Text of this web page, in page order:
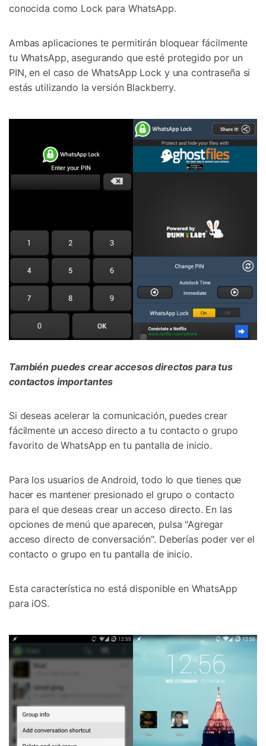
conocida como Lock para WhatsApp.
Ambas aplicaciones te permitirán bloquear fácilmente
tu WhatsApp, asegurando que esté protegido por un
PIN, en el caso de WhatsApp Lock y una contraseña si
estás utilizando la versión Blackberry.
También puedes crear accesos directos para tus
contactos importantes
Si deseas acelerar la comunicación, puedes crear
fácilmente un acceso directo a tu contacto o grupo
favorito de WhatsApp en tu pantalla de inicio.
Para los usuarios de Android, todo lo que tienes que
hacer es mantener presionado el grupo o contacto
para el que deseas crear un acceso directo. En las
opciones de menú que aparecen, pulsa "Agregar
acceso directo de conversación". Deberías poder ver el
contacto o grupo en tu pantalla de inicio.
Esta característica no está disponible en WhatsApp
para iOS.